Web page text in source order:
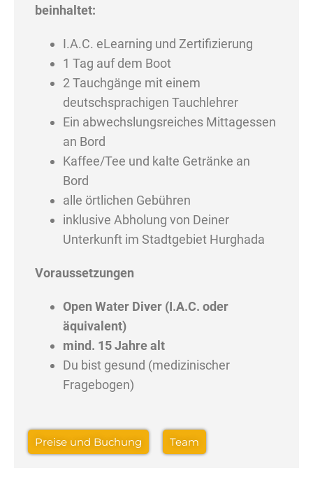
beinhaltet:
I.A.C. eLearning und Zertifizierung
1 Tag auf dem Boot
2 Tauchgänge mit einem
deutschsprachigen Tauchlehrer
Ein abwechslungsreiches Mittagessen
an Bord
Kaffee/Tee und kalte Getränke an
Bord
alle örtlichen Gebühren
inklusive Abholung von Deiner
Unterkunft im Stadtgebiet Hurghada
Voraussetzungen
Open Water Diver (I.A.C. oder
äquivalent)
mind. 15 Jahre alt
Du bist gesund (medizinischer
Fragebogen)
Preise und Buchung Team